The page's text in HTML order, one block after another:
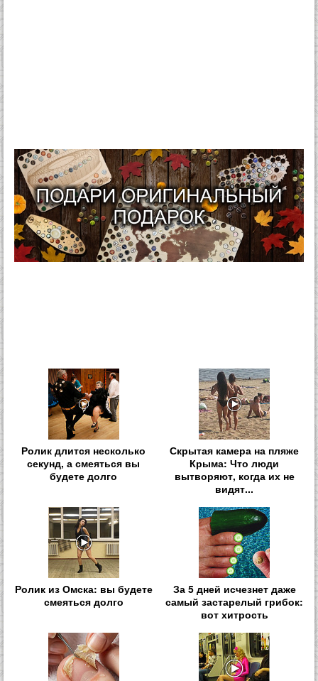
Ролик длится несколько
секунд, а смеяться вы
будете долго
Скрытая камера на пляже
Крыма: Что люди
вытворяют, когда их не
видят...
Ролик из Омска: вы будете
смеяться долго
За 5 дней исчезнет даже
самый застарелый грибок:
вот хитрость